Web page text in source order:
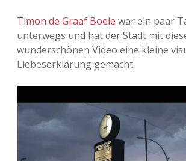
Kopfkinomusik
Nur mal so
Visuelles
Wandnotizen
Adventskalender 2010
Adventskalender 2011
Adventskalender 2013
Adventskalender 2014
facebook
instagram
rss
Timon de Graaf Boele war ein paar
unterwegs und hat der Stadt mit
wunderschönen Video eine kleine
Liebeserklärung gemacht.